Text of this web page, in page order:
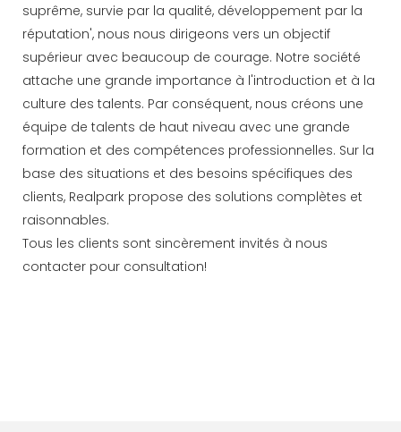
suprême, survie par la qualité, développement par la
réputation', nous nous dirigeons vers un objectif
supérieur avec beaucoup de courage. Notre société
attache une grande importance à l'introduction et à la
culture des talents. Par conséquent, nous créons une
équipe de talents de haut niveau avec une grande
formation et des compétences professionnelles. Sur la
base des situations et des besoins spécifiques des
clients, Realpark propose des solutions complètes et
raisonnables.
Tous les clients sont sincèrement invités à nous
contacter pour consultation!